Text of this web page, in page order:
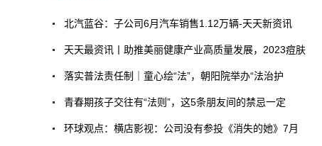
北汽蓝谷：子公司6月汽车销售1.12万辆-天天新资讯
天天最资讯丨助推美丽健康产业高质量发展，2023痘肤
落实普法责任制｜童心绘“法”，朝阳院举办“法治护
青春期孩子交往有“法则”，这5条朋友间的禁忌一定
环球观点：横店影视：公司没有参投《消失的她》7月